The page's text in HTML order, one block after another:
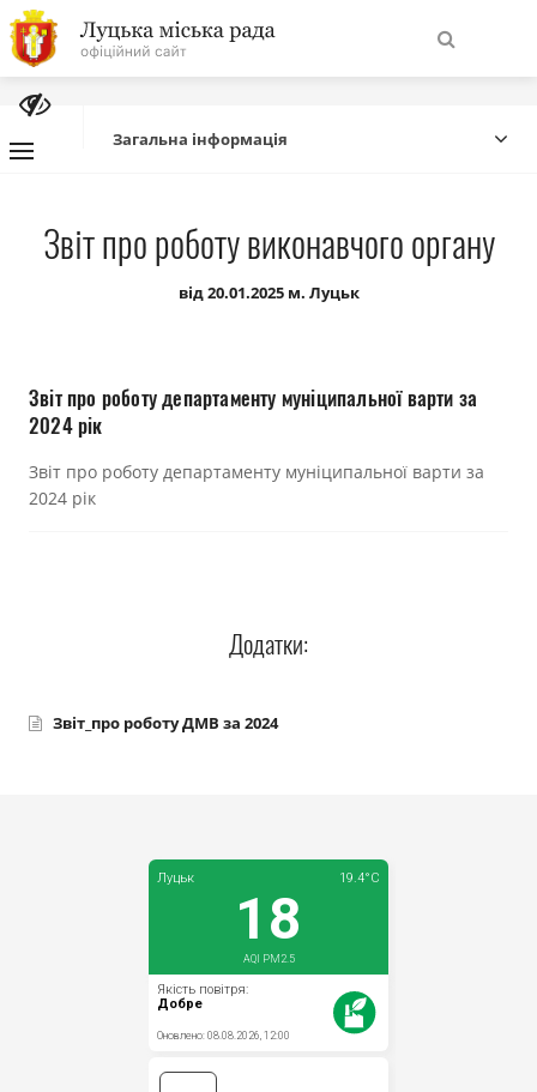
На
головну
сайту
Про місто
Міська влада
Публічна інформація
Загальна інформація
Звіт про роботу виконавчого органу
від 20.01.2025 м. Луцьк
Звіт про роботу департаменту муніципальної варти за
2024 рік
Звіт про роботу департаменту муніципальної варти за
2024 рік
Додатки:
Звіт_про роботу ДМВ за 2024